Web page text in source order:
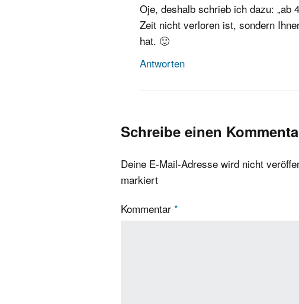
Oje, deshalb schrieb ich dazu: „ab
Zeit nicht verloren ist, sondern
hat. 🙂
Antworten
Schreibe einen
Deine E-Mail-Adresse wird nicht
markiert
Kommentar *